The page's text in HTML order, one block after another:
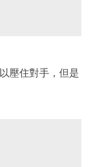
壓住對手，但是